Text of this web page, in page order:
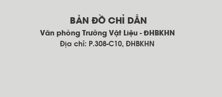
BẢN ĐỒ CHỈ DẪN
Văn phòng Trường Vật Liệu - ĐHBKHN
Địa chỉ: P.308-C10, ĐHBKHN